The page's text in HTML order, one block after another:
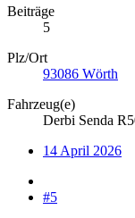
Beiträge
5
Plz/Ort
93086 Wörth
Fahrzeug(e)
Derbi Senda
14 April 2026
#5